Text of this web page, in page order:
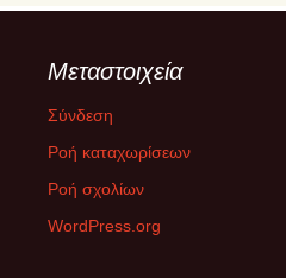
Μεταστοιχεία
Σύνδεση
Ροή καταχωρίσεων
Ροή σχολίων
WordPress.org